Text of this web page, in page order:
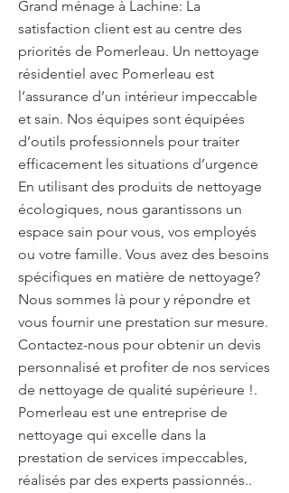
Grand ménage à Lachine: La
satisfaction client est au centre des
priorités de Pomerleau. Un nettoyage
résidentiel avec Pomerleau est
l’assurance d’un intérieur impeccable
et sain. Nos équipes sont équipées
d’outils professionnels pour traiter
efficacement les situations d’urgence
En utilisant des produits de nettoyage
écologiques, nous garantissons un
espace sain pour vous, vos employés
ou votre famille. Vous avez des besoins
spécifiques en matière de nettoyage?
Nous sommes là pour y répondre et
vous fournir une prestation sur mesure.
Contactez-nous pour obtenir un devis
personnalisé et profiter de nos services
de nettoyage de qualité supérieure !.
Pomerleau est une entreprise de
nettoyage qui excelle dans la
prestation de services impeccables,
réalisés par des experts passionnés..